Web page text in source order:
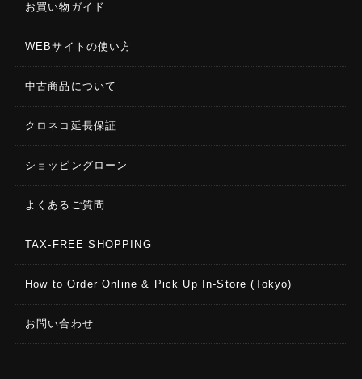
お買い物ガイド
WEBサイトの使い方
中古商品について
クロネコ延長保証
ショッピングローン
よくあるご質問
TAX-FREE SHOPPING
How to Order Online & Pick Up In-Store (Tokyo)
お問い合わせ